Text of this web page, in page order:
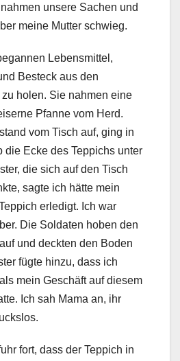
unsere Sachen und
meine Mutter schwieg.
Lebensmittel,
Besteck aus den
holen. Sie nahmen eine
Pfanne vom Herd.
vom Tisch auf, ging in
die Ecke des Teppichs unter
die sich auf den Tisch
sagte ich hätte mein
erledigt. Ich war
Die Soldaten hoben den
und deckten den Boden
fügte hinzu, dass ich
mein Geschäft auf diesem
Ich sah Mama an, ihr
fort, dass der Teppich in